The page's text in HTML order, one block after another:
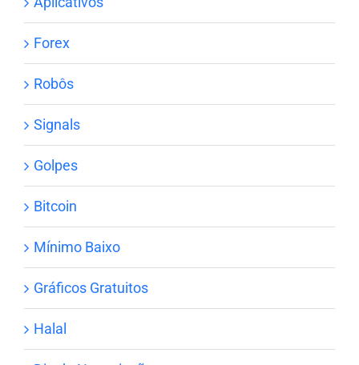
Forex
Robôs
Signals
Golpes
Bitcoin
Mínimo Baixo
Gráficos Gratuitos
Halal